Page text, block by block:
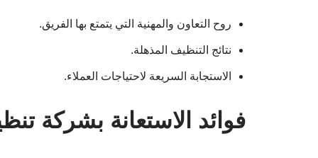
روح التعاون والمهنية التي يتمتع بها الفريق.
نتائج التنظيف المذهلة.
الاستجابة السريعة لاحتياجات العملاء.
فوائد الاستعانة بشركة